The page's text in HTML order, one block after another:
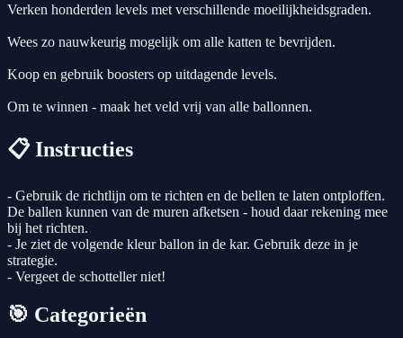
Verken honderden levels met verschillende moeilijkheidsgraden.
Wees zo nauwkeurig mogelijk om alle katten te bevrijden.
Koop en gebruik boosters op uitdagende levels.
Om te winnen - maak het veld vrij van alle ballonnen.
📋 Instructies
- Gebruik de richtlijn om te richten en de bellen te laten ontploffen.
De ballen kunnen van de muren afketsen - houd daar rekening mee
bij het richten.
- Je ziet de volgende kleur ballon in de kar. Gebruik deze in je
strategie.
- Vergeet de schotteller niet!
🎯 Categorieën